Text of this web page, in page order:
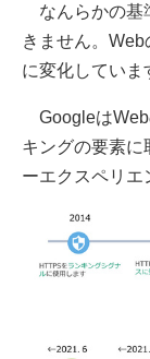
なんらかの基
きません。
に変化していま
GoogleはWeb
キングの要素に
ーエクスペリエ